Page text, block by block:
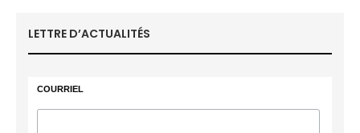
LETTRE D’ACTUALITÉS
COURRIEL